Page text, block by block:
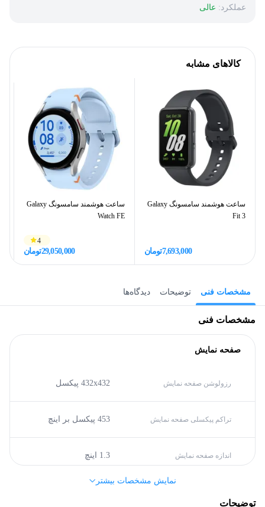
عملکرد: عالی
کالاهای مشابه
ساعت هوشمند سامسونگ Galaxy
Fit 3
7,693,000تومان
ساعت هوشمند سامسونگ Galaxy
Watch FE
4
29,050,000تومان
مشخصات فنی توضیحات دیدگاه‌ها
مشخصات فنی
صفحه نمایش
رزولوشن صفحه نمایش 432x432 پیکسل
تراکم پیکسلی صفحه نمایش 453 پیکسل بر اینچ
اندازه صفحه نمایش 1.3 اینچ
نمایش مشخصات بیشتر
توضیحات